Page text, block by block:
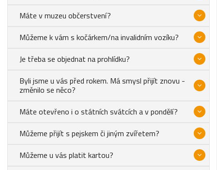
Máte v muzeu občerstvení?
Můžeme k vám s kočárkem/na invalidním vozíku?
Je třeba se objednat na prohlídku?
Byli jsme u vás před rokem. Má smysl přijít znovu -
změnilo se něco?
Máte otevřeno i o státních svátcích a v pondělí?
Můžeme přijít s pejskem či jiným zvířetem?
Můžeme u vás platit kartou?